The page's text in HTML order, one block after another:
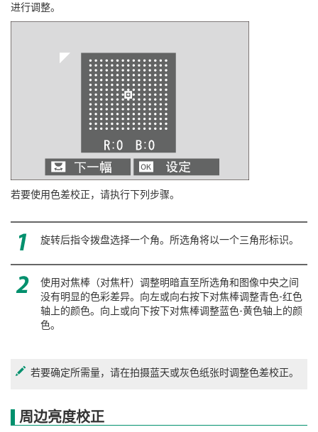
进行调整。
若要使用色差校正，请执行下列步骤。
旋转后指令拨盘选择一个角。所选角将以一个三角形标识。
使用对焦棒（对焦杆）调整明暗直至所选角和图像中央之间
没有明显的色彩差异。向左或向右按下对焦棒调整青色-红色
轴上的颜色。向上或向下按下对焦棒调整蓝色-黄色轴上的颜
色。
若要确定所需量，请在拍摄蓝天或灰色纸张时调整色差校正。
周边亮度校正